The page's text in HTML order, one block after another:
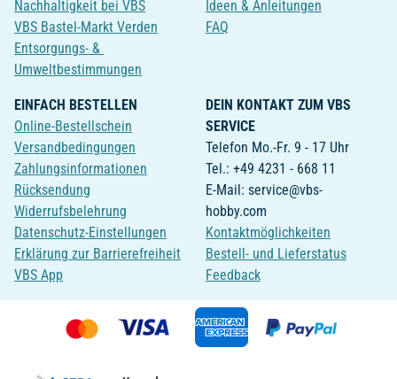
Nachhaltigkeit bei VBS
VBS Bastel-Markt Verden
Entsorgungs- &
Umweltbestimmungen
Ideen & Anleitungen
FAQ
EINFACH BESTELLEN
Online-Bestellschein
Versandbedingungen
Zahlungsinformationen
Rücksendung
Widerrufsbelehrung
Datenschutz-Einstellungen
Erklärung zur Barrierefreiheit
VBS App
DEIN KONTAKT ZUM VBS
SERVICE
Telefon Mo.-Fr. 9 - 17 Uhr
Tel.: +49 4231 - 668 11
E-Mail: service@vbs-
hobby.com
Kontaktmöglichkeiten
Bestell- und Lieferstatus
Feedback